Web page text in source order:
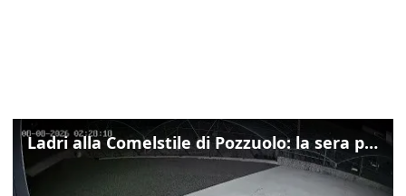
Ladri alla Comelstile di Pozzuolo: la sera prima il tentato furto a Buja, ecco le immagini